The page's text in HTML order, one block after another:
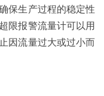
保生产过程的稳定性
限报警流量计可以用
因流量过大或过小而